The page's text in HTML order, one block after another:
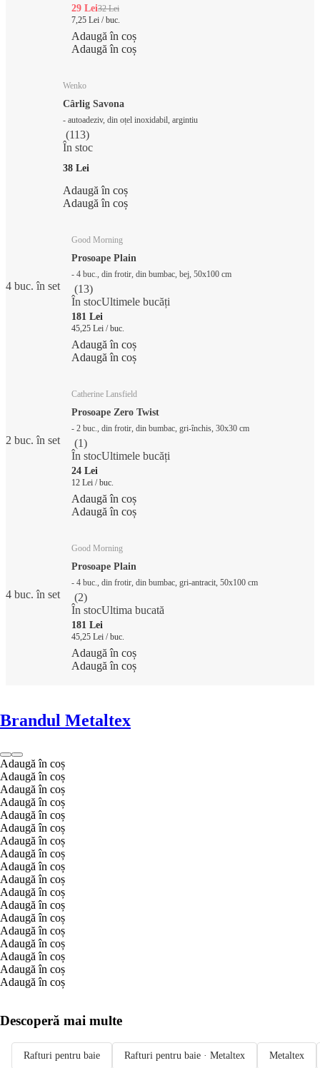
29 Lei32 Lei
7,25 Lei / buc.
Adaugă în coș
Adaugă în coș
Wenko
Cârlig Savona
- autoadeziv, din oțel inoxidabil, argintiu
(113)
În stoc
38 Lei
Adaugă în coș
Adaugă în coș
4 buc. în set
Good Morning
Prosoape Plain
- 4 buc., din frotir, din bumbac, bej, 50x100 cm
(13)
În stocUltimele bucăți
181 Lei
45,25 Lei / buc.
Adaugă în coș
Adaugă în coș
2 buc. în set
Catherine Lansfield
Prosoape Zero Twist
- 2 buc., din frotir, din bumbac, gri-închis, 30x30 cm
(1)
În stocUltimele bucăți
24 Lei
12 Lei / buc.
Adaugă în coș
Adaugă în coș
4 buc. în set
Good Morning
Prosoape Plain
- 4 buc., din frotir, din bumbac, gri-antracit, 50x100 cm
(2)
În stocUltima bucată
181 Lei
45,25 Lei / buc.
Adaugă în coș
Adaugă în coș
Brandul Metaltex
Adaugă în coș
Adaugă în coș
Adaugă în coș
Adaugă în coș
Adaugă în coș
Adaugă în coș
Adaugă în coș
Adaugă în coș
Adaugă în coș
Adaugă în coș
Adaugă în coș
Adaugă în coș
Adaugă în coș
Adaugă în coș
Adaugă în coș
Adaugă în coș
Adaugă în coș
Adaugă în coș
Descoperă mai multe
Rafturi pentru baie Rafturi pentru baie · Metaltex Metaltex